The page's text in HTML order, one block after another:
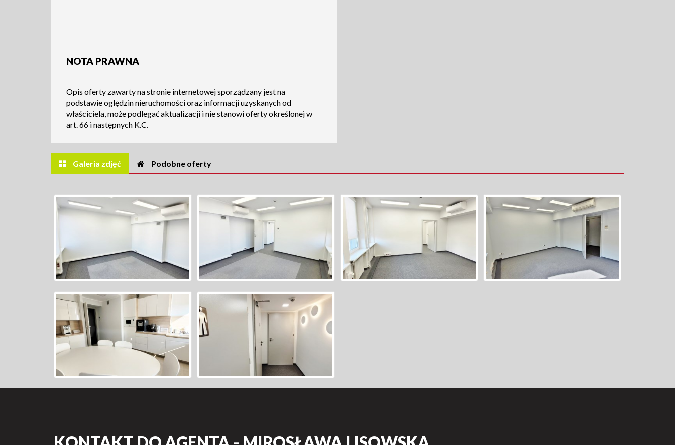
NOTA PRAWNA
Opis oferty zawarty na stronie internetowej sporządzany jest na
podstawie oględzin nieruchomości oraz informacji uzyskanych od
właściciela, może podlegać aktualizacji i nie stanowi oferty określonej w
art. 66 i następnych K.C.
Galeria zdjęć Podobne oferty